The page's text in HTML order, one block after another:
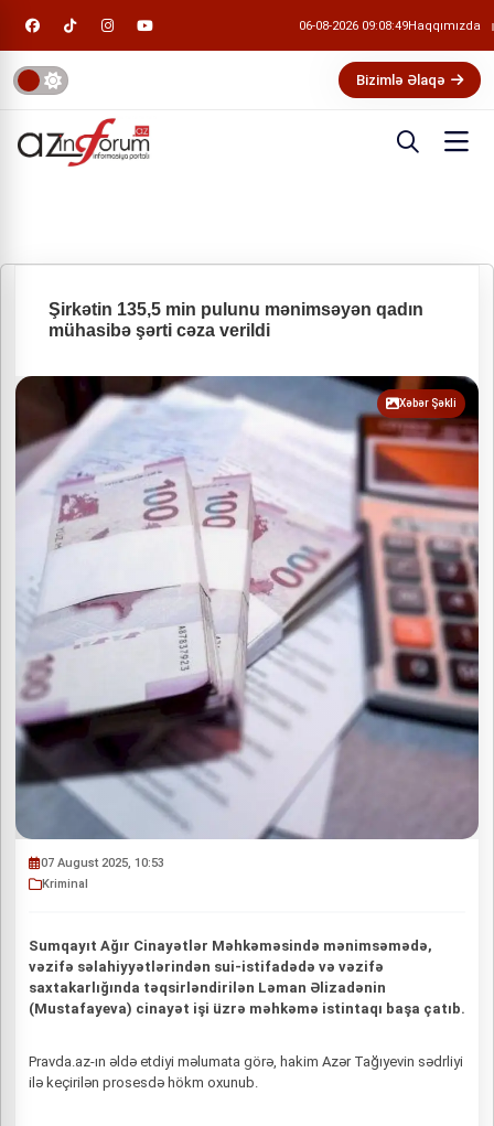
06-08-2026 09:08:50Haqqımızda
Bizimlə Əlaqə
Şirkətin 135,5 min pulunu mənimsəyən qadın
mühasibə şərti cəza verildi
Xəbər Şəkli
07 August 2025, 10:53
Kriminal
Sumqayıt Ağır Cinayətlər Məhkəməsində mənimsəmədə,
vəzifə səlahiyyətlərindən sui-istifadədə və vəzifə
saxtakarlığında təqsirləndirilən Ləman Əlizadənin
(Mustafayeva) cinayət işi üzrə məhkəmə istintaqı başa çatıb.
Pravda.az-ın əldə etdiyi məlumata görə, hakim Azər Tağıyevin sədrliyi
ilə keçirilən prosesdə hökm oxunub.